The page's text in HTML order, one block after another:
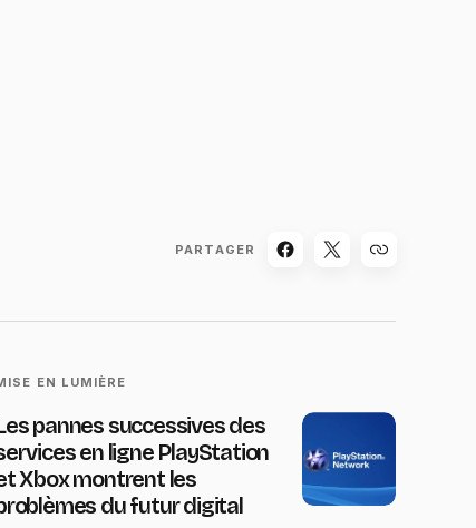
PARTAGER
EN LUMIÈRE
pannes successives des
en ligne PlayStation
Xbox montrent les
du futur digital